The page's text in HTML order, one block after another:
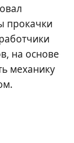
прокачки
на основе
механику